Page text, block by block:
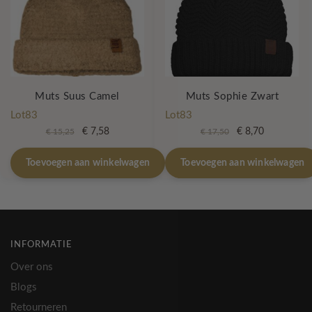
Muts Suus Camel
Lot83
€15,25
Oorspronkelijke
prijs
was:
€ 15,25.
€7,58Huidige
prijs
is:
€ 7,58.
Toevoegen aan winkelwagen
Muts Sophie Zwart
Lot83
€17,50
Oorspronkelijke
prijs
was:
€ 17,50.
€8,70Huidige
prijs
is:
€ 8,70.
Toevoegen aan winkelwagen
INFORMATIE
Over ons
Blogs
Retourneren